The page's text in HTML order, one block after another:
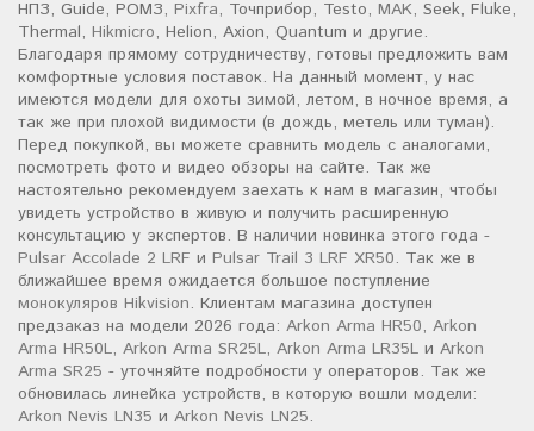
НПЗ, Guide, РОМЗ, Pixfra, Точприбор, Testo, MAK, Seek, Fluke,
Thermal, Hikmicro, Helion, Axion, Quantum и другие.
Благодаря прямому сотрудничеству, готовы предложить вам
комфортные условия поставок. На данный момент, у нас
имеются модели для охоты зимой, летом, в ночное время, а
так же при плохой видимости (в дождь, метель или туман).
Перед покупкой, вы можете сравнить модель с аналогами,
посмотреть фото и видео обзоры на сайте. Так же
настоятельно рекомендуем заехать к нам в магазин, чтобы
увидеть устройство в живую и получить расширенную
консультацию у экспертов. В наличии новинка этого года -
Pulsar Accolade 2 LRF и Pulsar Trail 3 LRF XR50. Так же в
ближайшее время ожидается большое поступление
монокуляров Hikvision. Клиентам магазина доступен
предзаказ на модели 2026 года: Arkon Arma HR50, Arkon
Arma HR50L, Arkon Arma SR25L, Arkon Arma LR35L и Arkon
Arma SR25 - уточняйте подробности у операторов. Так же
обновилась линейка устройств, в которую вошли модели:
Arkon Nevis LN35 и Arkon Nevis LN25.